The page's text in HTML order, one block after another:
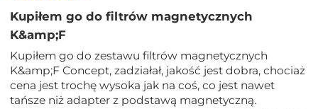
Kupiłem go do filtrów magnetycznych
K&amp;F
Kupiłem go do zestawu filtrów magnetycznych
K&amp;F Concept, zadziałał, jakość jest dobra, chociaż
cena jest trochę wysoka jak na coś, co jest nawet
tańsze niż adapter z podstawą magnetyczną.